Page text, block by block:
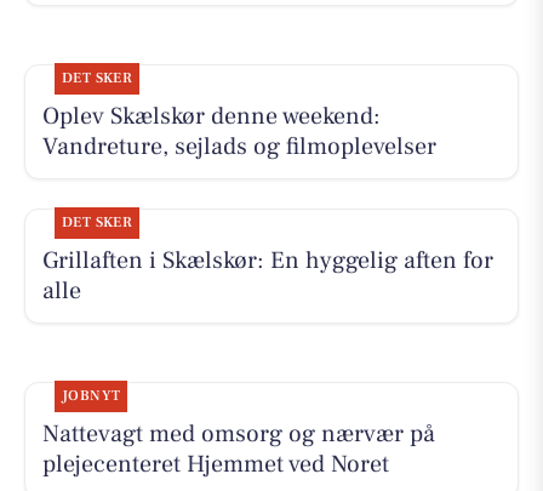
DET SKER
Oplev Skælskør denne weekend:
Vandreture, sejlads og filmoplevelser
DET SKER
Grillaften i Skælskør: En hyggelig aften for
alle
JOBNYT
Nattevagt med omsorg og nærvær på
plejecenteret Hjemmet ved Noret